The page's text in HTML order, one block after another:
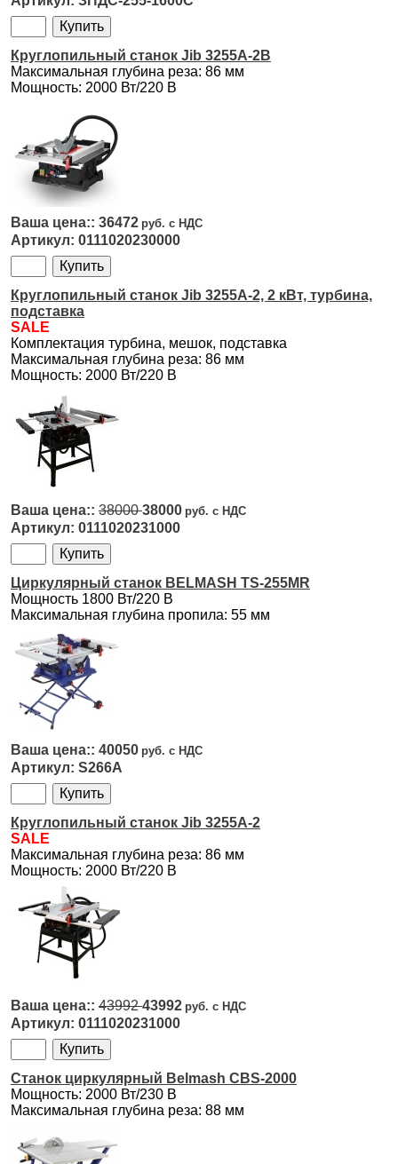
Круглопильный станок Jib 3255A-2B
Максимальная глубина реза: 86 мм
Мощность: 2000 Вт/220 В
36472
0111020230000
Круглопильный станок Jib 3255A-2, 2 кВт, турбина,
подставка
SALE
Комплектация турбина, мешок, подставка
Максимальная глубина реза: 86 мм
Мощность: 2000 Вт/220 В
3800038000
0111020231000
Циркулярный станок BELMASH TS-255MR
Мощность 1800 Вт/220 В
Максимальная глубина пропила: 55 мм
40050
S266A
Круглопильный станок Jib 3255A-2
SALE
Максимальная глубина реза: 86 мм
Мощность: 2000 Вт/220 В
4399243992
0111020231000
Станок циркулярный Belmash CBS-2000
Мощность: 2000 Вт/230 В
Максимальная глубина реза: 88 мм